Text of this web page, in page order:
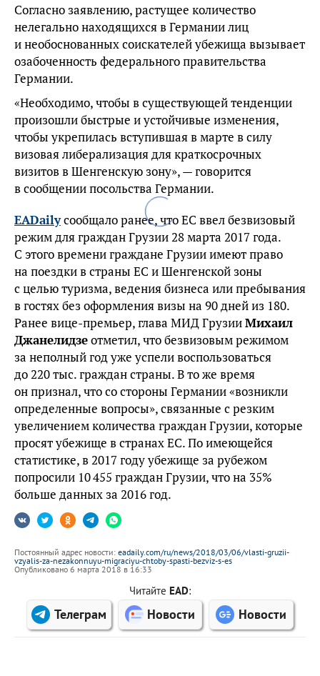
Согласно заявлению, растущее количество
нелегально находящихся в Германии лиц
и необоснованных соискателей убежища вызывает
озабоченность федерального правительства
Германии.
«Необходимо, чтобы в существующей тенденции
произошли быстрые и устойчивые изменения,
чтобы укрепилась вступившая в марте в силу
визовая либерализация для краткосрочных
визитов в Шенгенскую зону», — говорится
в сообщении посольства Германии.
EADailyсообщало ранее, что ЕС ввел безвизовый
режим для граждан Грузии 28 марта 2017 года.
С этого времени граждане Грузии имеют право
на поездки в страны ЕС и Шенгенской зоны
с целью туризма, ведения бизнеса или пребывания
в гостях без оформления визы на 90 дней из 180.
Ранее вице-премьер, глава МИД ГрузииМихаил
Джанелидзеотметил, что безвизовым режимом
за неполный год уже успели воспользоваться
до 220 тыс. граждан страны. В то же время
он признал, что со стороны Германии «возникли
определенные вопросы», связанные с резким
увеличением количества граждан Грузии, которые
просят убежище в странах ЕС. По имеющейся
статистике, в 2017 году убежище за рубежом
попросили 10 455 граждан Грузии, что на 35%
больше данных за 2016 год.
Постоянный адрес новости: eadaily.com/ru/news/2018/03/06/vlasti-gruzii-
vzyalis-za-nezakonnuyu-migraciyu-chtoby-spasti-bezviz-s-es
Опубликовано 6 марта 2018 в 16:33
Читайте EAD:
Телеграм Новости Новости